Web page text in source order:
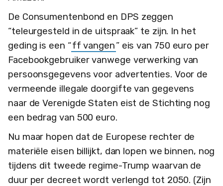
De Consumentenbond en DPS zeggen
“teleurgesteld in de uitspraak” te zijn. In het
geding is een “ff vangen” eis van 750 euro per
Facebookgebruiker vanwege verwerking van
persoonsgegevens voor advertenties. Voor de
vermeende illegale doorgifte van gegevens
naar de Verenigde Staten eist de Stichting nog
een bedrag van 500 euro.
Nu maar hopen dat de Europese rechter de
materiële eisen billijkt, dan lopen we binnen, nog
tijdens dit tweede regime-Trump waarvan de
duur per decreet wordt verlengd tot 2050. (Zijn